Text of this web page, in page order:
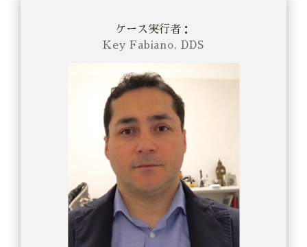
ケース実行者：
Key Fabiano, DDS